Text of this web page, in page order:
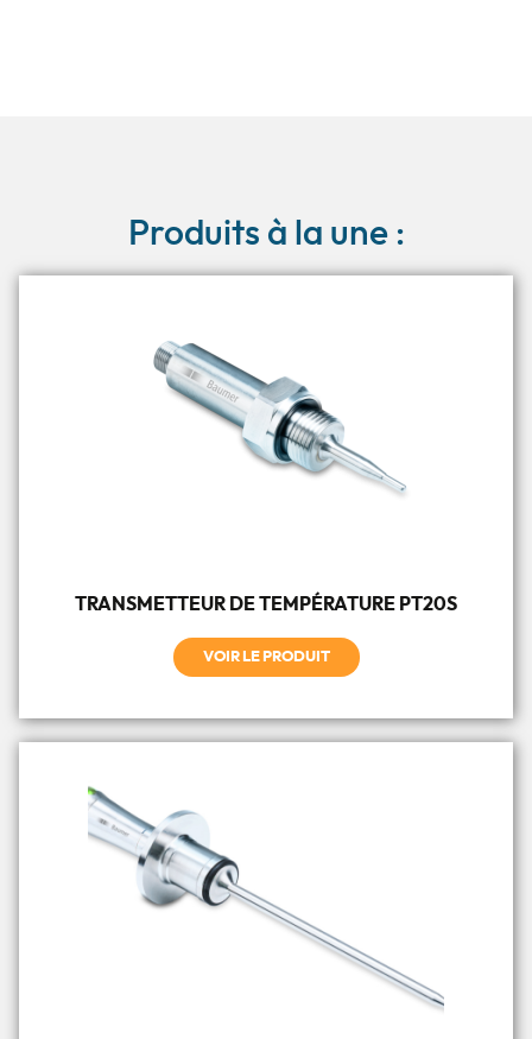
Produits à la une :
TRANSMETTEUR DE TEMPÉRATURE PT20S
VOIR LE PRODUIT